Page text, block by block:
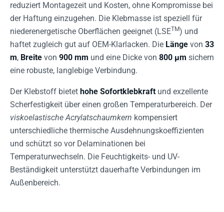
reduziert Montagezeit und Kosten, ohne Kompromisse bei
der Haftung einzugehen. Die Klebmasse ist speziell für
niederenergetische Oberflächen geeignet (LSETM) und
haftet zugleich gut auf OEM-Klarlacken. Die Länge von 33
m, Breite von 900 mm und eine Dicke von 800 µm sichern
eine robuste, langlebige Verbindung.
Der Klebstoff bietet hohe Sofortklebkraft und exzellente
Scherfestigkeit über einen großen Temperaturbereich. Der
viskoelastische Acrylatschaumkern kompensiert
unterschiedliche thermische Ausdehnungskoeffizienten
und schützt so vor Delaminationen bei
Temperaturwechseln. Die Feuchtigkeits- und UV-
Beständigkeit unterstützt dauerhafte Verbindungen im
Außenbereich.